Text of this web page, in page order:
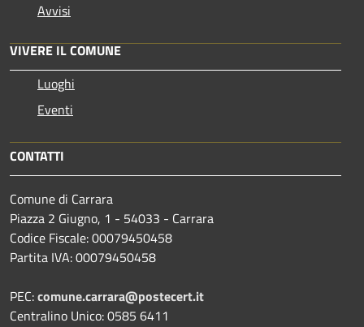
Avvisi
VIVERE IL COMUNE
Luoghi
Eventi
CONTATTI
Comune di Carrara
Piazza 2 Giugno, 1 - 54033 - Carrara
Codice Fiscale: 00079450458
Partita IVA: 00079450458
PEC:comune.carrara@postecert.it
Centralino Unico: 0585 6411